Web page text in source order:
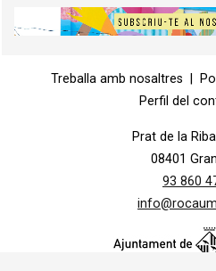
Treballa amb nosaltres
Perfil del
Prat de la
08401
93 860